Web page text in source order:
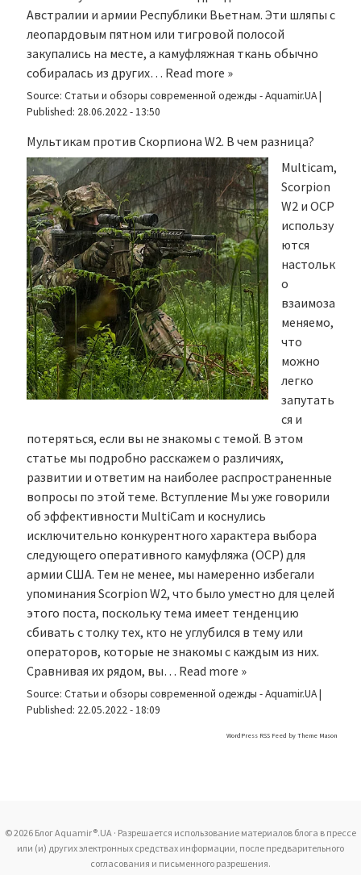
Австралии и армии Республики Вьетнам. Эти шляпы с
леопардовым пятном или тигровой полосой
закупались на месте, а камуфляжная ткань обычно
собиралась из других… Read more »
Source: Статьи и обзоры современной одежды - Aquamir.UA|
Published: 28.06.2022 - 13:50
Мультикам против Скорпиона W2. В чем разница?
Multicam,
Scorpion
W2 и OCP
использу
ются
настольк
о
взаимоза
меняемо,
что
можно
легко
запутать
ся и
потеряться, если вы не знакомы с темой. В этом
статье мы подробно расскажем о различиях,
развитии и ответим на наиболее распространенные
вопросы по этой теме. Вступление Мы уже говорили
об эффективности MultiCam и коснулись
исключительно конкурентного характера выбора
следующего оперативного камуфляжа (OCP) для
армии США. Тем не менее, мы намеренно избегали
упоминания Scorpion W2, что было уместно для целей
этого поста, поскольку тема имеет тенденцию
сбивать с толку тех, кто не углубился в тему или
операторов, которые не знакомы с каждым из них.
Сравнивая их рядом, вы… Read more »
Source: Статьи и обзоры современной одежды - Aquamir.UA|
Published: 22.05.2022 - 18:09
WordPress RSS Feed by Theme Mason
© 2026 Блог Aquamir®.UA · Разрешается использование материалов блога в прессе
или (и) других электронных средствах информации, после предварительного
согласования и письменного разрешения.